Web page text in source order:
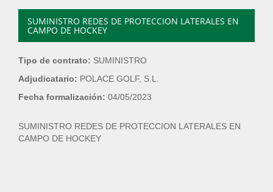
SUMINISTRO REDES DE PROTECCION LATERALES EN
CAMPO DE HOCKEY
Tipo de contrato: SUMINISTRO
Adjudicatario: POLACE GOLF, S.L.
Fecha formalización: 04/05/2023
SUMINISTRO REDES DE PROTECCION LATERALES EN
CAMPO DE HOCKEY